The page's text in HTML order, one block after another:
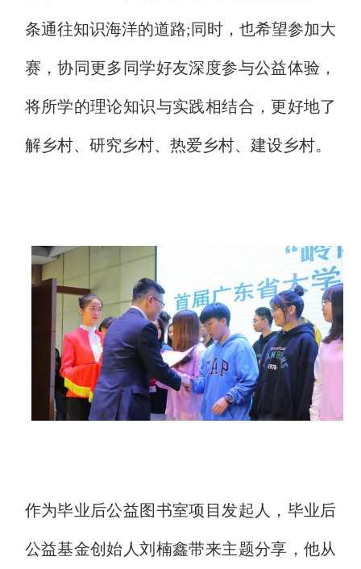
条通往知识海洋的道路;同时，也希望参加大
赛，协同更多同学好友深度参与公益体验，
将所学的理论知识与实践相结合，更好地了
解乡村、研究乡村、热爱乡村、建设乡村。
作为毕业后公益图书室项目发起人，毕业后
公益基金创始人刘楠鑫带来主题分享，他从